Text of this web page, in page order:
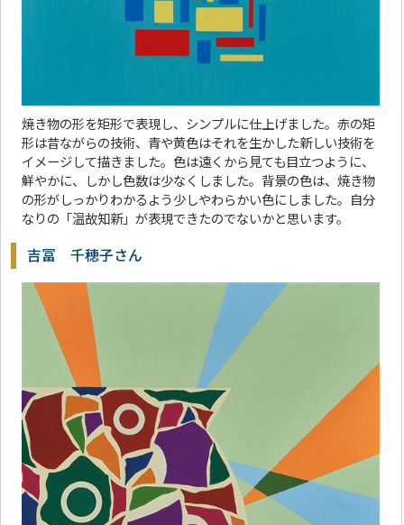
焼き物の形を矩形で表現し、シンプルに仕上げました。赤の矩
形は昔ながらの技術、青や黄色はそれを生かした新しい技術を
イメージして描きました。色は遠くから見ても目立つように、
鮮やかに、しかし色数は少なくしました。背景の色は、焼き物
の形がしっかりわかるよう少しやわらかい色にしました。自分
なりの「温故知新」が表現できたのでないかと思います。
吉冨 千穂子さん